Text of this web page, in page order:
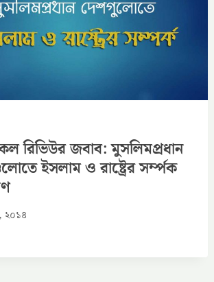
রিভিউর জবাব: মুসলিমপ্রধান
ইসলাম ও রাষ্ট্রের সর্ম্পক
২০১৪